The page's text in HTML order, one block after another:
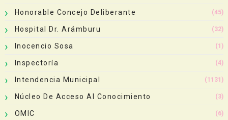
Honorable Concejo Deliberante (45)
Hospital Dr. Arámburu (32)
Inocencio Sosa (1)
Inspectoría (4)
Intendencia Municipal (1131)
Núcleo De Acceso Al Conocimiento (3)
OMIC (6)